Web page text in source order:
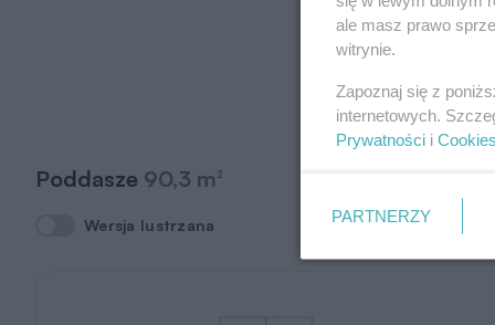
Poddasze 90,3 m 2
Wersja lustrzana
Wersja lustrzana
ale masz prawo
witrynie.
Zapoznaj się z
internetowych.
Prywatności i Cookies
PARTNERZY